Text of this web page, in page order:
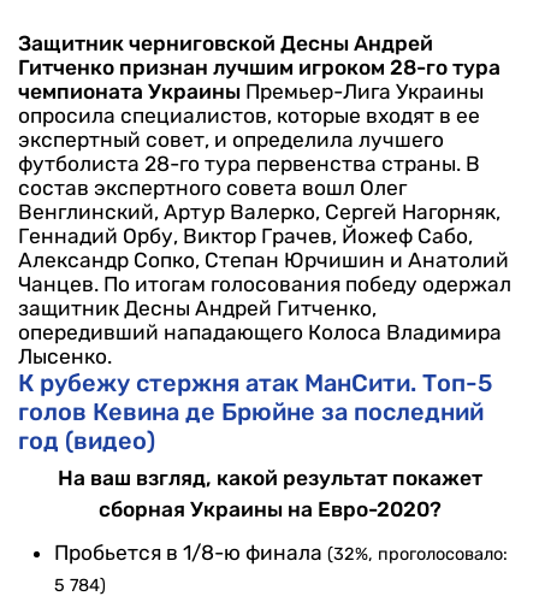
Защитник черниговской Десны Андрей
Гитченко признан лучшим игроком 28-го тура
чемпионата Украины Премьер-Лига Украины
опросила специалистов, которые входят в ее
экспертный совет, и определила лучшего
футболиста 28-го тура первенства страны. В
состав экспертного совета вошл Олег
Венглинский, Артур Валерко, Сергей Нагорняк,
Геннадий Орбу, Виктор Грачев, Йожеф Сабо,
Александр Сопко, Степан Юрчишин и Анатолий
Чанцев. По итогам голосования победу одержал
защитник Десны Андрей Гитченко,
опередивший нападающего Колоса Владимира
Лысенко.
К рубежу стержня атак МанСити. Топ-5
голов Кевина де Брюйне за последний
год (видео)
На ваш взгляд, какой результат покажет
сборная Украины на Евро-2020?
Пробьется в 1/8-ю финала (32%, проголосовало:
5 784)